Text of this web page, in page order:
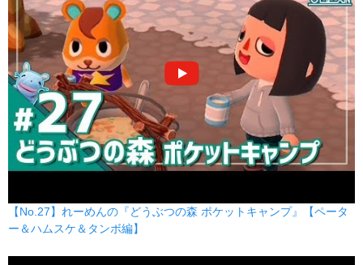
【No.27】れーめんの『どうぶつの森 ポケットキャンプ』【ペータ
ー＆ハムスケ＆タンボ編】